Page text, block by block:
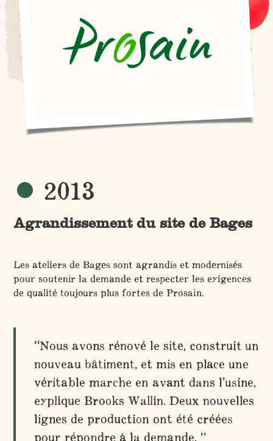
2013
Agrandissement du site de Bages
Les ateliers de Bages sont agrandis et modernisés
pour soutenir la demande et respecter les exigences
de qualité toujours plus fortes de Prosain.
“Nous avons rénové le site, construit un
nouveau bâtiment, et mis en place une
véritable marche en avant dans l’usine,
explique Brooks Wallin. Deux nouvelles
lignes de production ont été créées
pour répondre à la demande. ”